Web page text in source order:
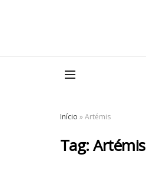
Início »Artémis
Tag:Artémis